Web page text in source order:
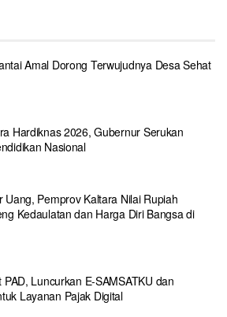
Amal Dorong Terwujudnya Desa Sehat
Hardiknas 2026, Gubernur Serukan
Nasional
Uang, Pemprov Kaltara Nilai Rupiah
Kedaulatan dan Harga Diri Bangsa di
PAD, Luncurkan E-SAMSATKU dan
Layanan Pajak Digital